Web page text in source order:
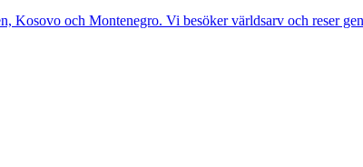
Kosovo och Montenegro. Vi besöker världsarv och reser